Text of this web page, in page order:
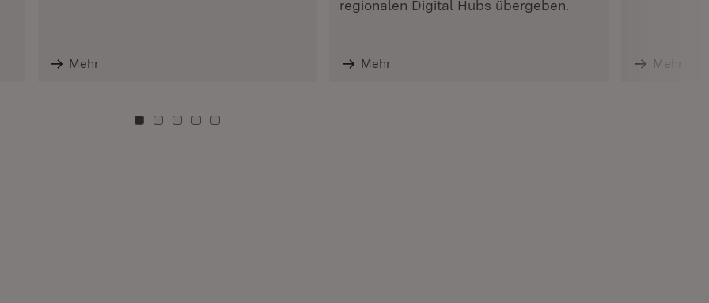
Mehr
regionalen Digital Hubs übergeben.
Mehr Mehr
Zu Kachel: 0
Zu Kachel: 3
Zu Kachel: 6
Zu Kachel: 9
Zu Kachel: 12